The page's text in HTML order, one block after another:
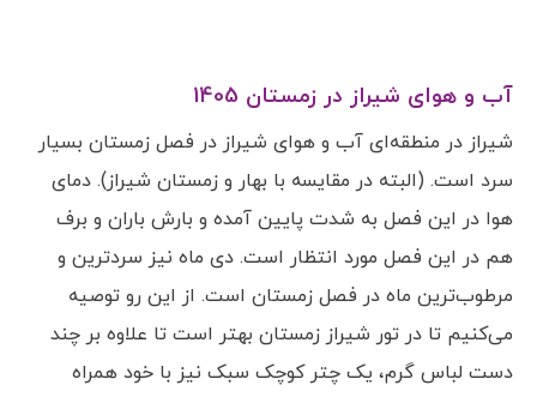
آب و هوای شیراز در زمستان 1405
شیراز در منطقه‌ای آب و هوای شیراز در فصل زمستان بسیار
سرد است. (البته در مقایسه با بهار و زمستان شیراز). دمای
هوا در این فصل به شدت پایین آمده و بارش باران و برف
هم در این فصل مورد انتظار است. دی ماه نیز سردترین و
مرطوب‌ترین ماه در فصل زمستان است. از این رو توصیه
می‌کنیم تا در تور شیراز زمستان بهتر است تا علاوه بر چند
دست لباس گرم، یک چتر کوچک سبک نیز با خود همراه